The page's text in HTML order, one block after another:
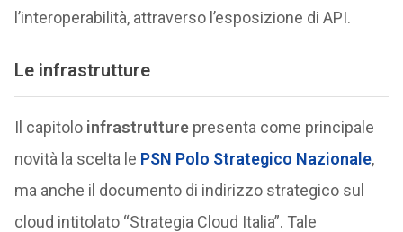
l’interoperabilità, attraverso l’esposizione di API.
Le infrastrutture
Il capitolo infrastrutturepresenta come principale
novità la scelta le PSN Polo Strategico Nazionale,
ma anche il documento di indirizzo strategico sul
cloud intitolato “Strategia Cloud Italia”. Tale